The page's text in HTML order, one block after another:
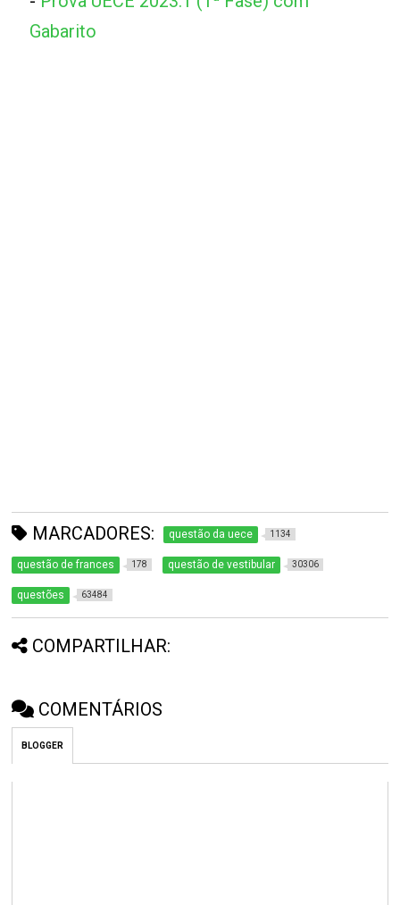
Gabarito
MARCADORES: questão da uece 1134
questão de frances 178 questão de vestibular 30306
questões 63484
COMPARTILHAR:
COMENTÁRIOS
BLOGGER